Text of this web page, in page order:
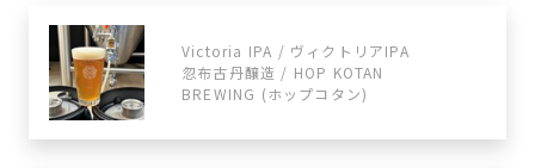
Victoria IPA / ヴィクトリアIPA
忽布古丹醸造 / HOP KOTAN
BREWING (ホップコタン)